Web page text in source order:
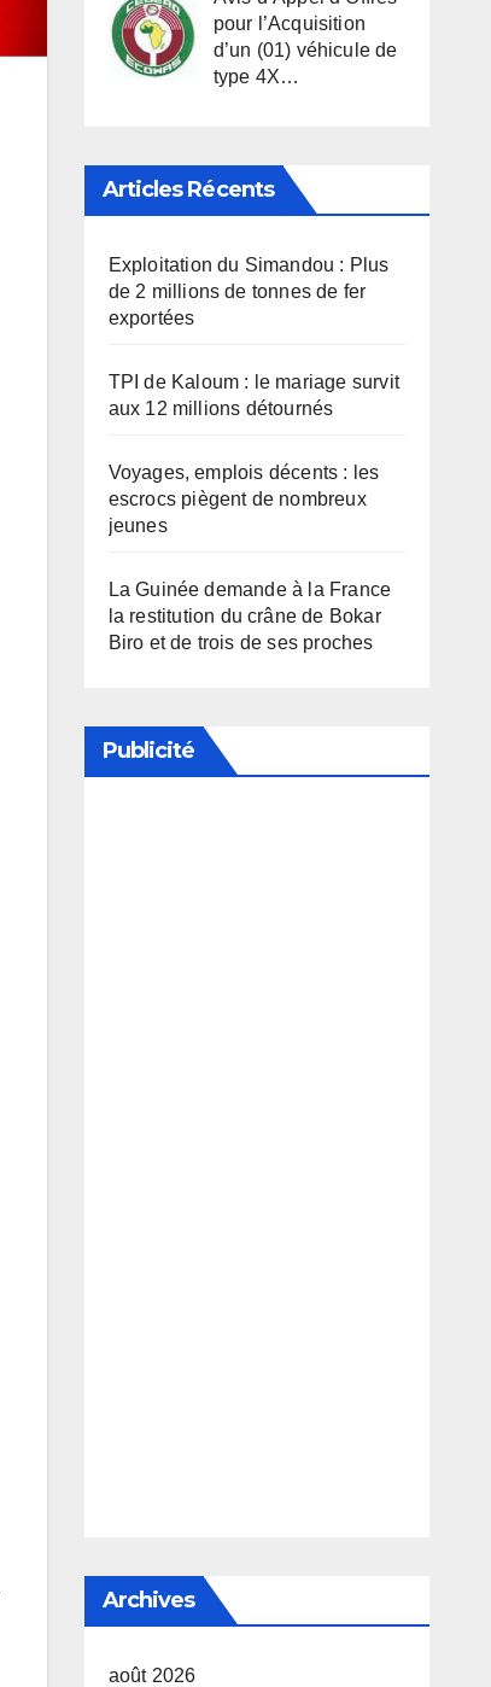
pour l’Acquisition
d’un (01) véhicule de
type 4X…
Articles Récents
Exploitation du Simandou : Plus
de 2 millions de tonnes de fer
exportées
TPI de Kaloum : le mariage survit
aux 12 millions détournés
Voyages, emplois décents : les
escrocs piègent de nombreux
jeunes
La Guinée demande à la France
la restitution du crâne de Bokar
Biro et de trois de ses proches
Publicité
Archives
août 2026